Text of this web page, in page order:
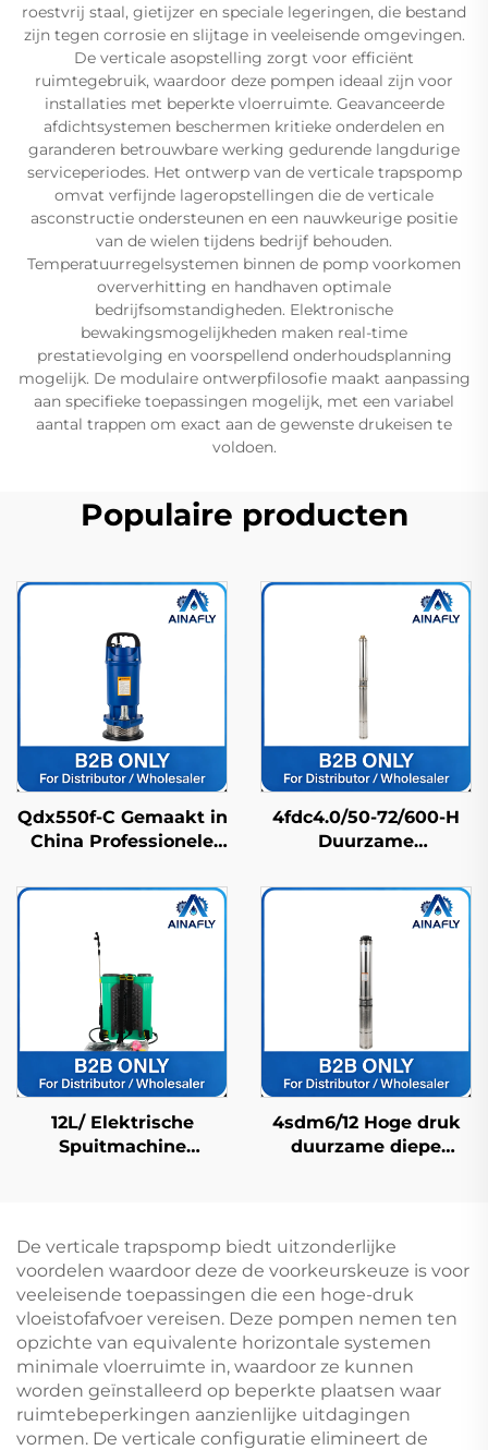
roestvrij staal, gietijzer en speciale legeringen, die bestand
zijn tegen corrosie en slijtage in veeleisende omgevingen.
De verticale asopstelling zorgt voor efficiënt
ruimtegebruik, waardoor deze pompen ideaal zijn voor
installaties met beperkte vloerruimte. Geavanceerde
afdichtsystemen beschermen kritieke onderdelen en
garanderen betrouwbare werking gedurende langdurige
serviceperiodes. Het ontwerp van de verticale trapspomp
omvat verfijnde lageropstellingen die de verticale
asconstructie ondersteunen en een nauwkeurige positie
van de wielen tijdens bedrijf behouden.
Temperatuurregelsystemen binnen de pomp voorkomen
oververhitting en handhaven optimale
bedrijfsomstandigheden. Elektronische
bewakingsmogelijkheden maken real-time
prestatievolging en voorspellend onderhoudsplanning
mogelijk. De modulaire ontwerpfilosofie maakt aanpassing
aan specifieke toepassingen mogelijk, met een variabel
aantal trappen om exact aan de gewenste drukeisen te
voldoen.
Populaire producten
Qdx550f-C Gemaakt in
China Professionele
IP68-waterdichte
bescherming
4fdc4.0/50-72/600-H
Duurzame
Zonnedieppomp
Lange Levensduur &
Fabrieksprijs
12L/ Elektrische
Spuitmachine
Hogedrukbekende
4sdm6/12 Hoge druk
duurzame diepe
residentiële gebieden
De verticale trapspomp biedt uitzonderlijke
voordelen waardoor deze de voorkeurskeuze is voor
veeleisende toepassingen die een hoge-druk
vloeistofafvoer vereisen. Deze pompen nemen ten
opzichte van equivalente horizontale systemen
minimale vloerruimte in, waardoor ze kunnen
worden geïnstalleerd op beperkte plaatsen waar
ruimtebeperkingen aanzienlijke uitdagingen
vormen. De verticale configuratie elimineert de